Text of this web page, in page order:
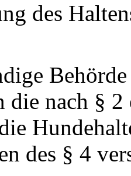
des
die nach §
des § 4